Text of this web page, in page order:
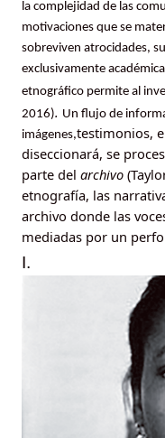
la complejidad de las
motivaciones que se
sobreviven atrocidades,
exclusivamente
etnográfico permite al
2016). Un flujo de
imágenes,testimonios,
diseccionará, se
parte del archivo
etnografía, las
archivo donde las
mediadas por un